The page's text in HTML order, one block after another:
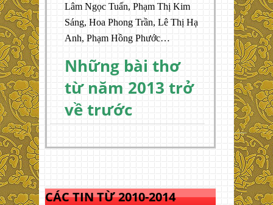
Lâm Ngọc Tuấn, Phạm Thị Kim
Sáng, Hoa Phong Trần, Lê Thị Hạ
Anh, Phạm Hồng Phước…
Những bài thơ
từ năm 2013 trở
về trước
CÁC TIN TỪ 2010-2014